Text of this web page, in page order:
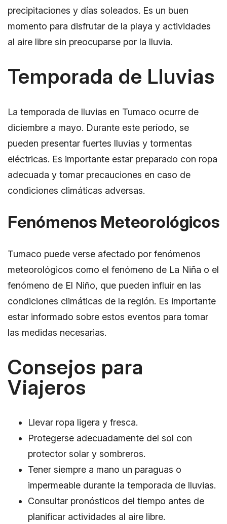
precipitaciones y días soleados. Es un buen
momento para disfrutar de la playa y actividades
al aire libre sin preocuparse por la lluvia.
Temporada de Lluvias
La temporada de lluvias en Tumaco ocurre de
diciembre a mayo. Durante este período, se
pueden presentar fuertes lluvias y tormentas
eléctricas. Es importante estar preparado con ropa
adecuada y tomar precauciones en caso de
condiciones climáticas adversas.
Fenómenos Meteorológicos
Tumaco puede verse afectado por fenómenos
meteorológicos como el fenómeno de La Niña o el
fenómeno de El Niño, que pueden influir en las
condiciones climáticas de la región. Es importante
estar informado sobre estos eventos para tomar
las medidas necesarias.
Consejos para
Viajeros
Llevar ropa ligera y fresca.
Protegerse adecuadamente del sol con
protector solar y sombreros.
Tener siempre a mano un paraguas o
impermeable durante la temporada de lluvias.
Consultar pronósticos del tiempo antes de
planificar actividades al aire libre.